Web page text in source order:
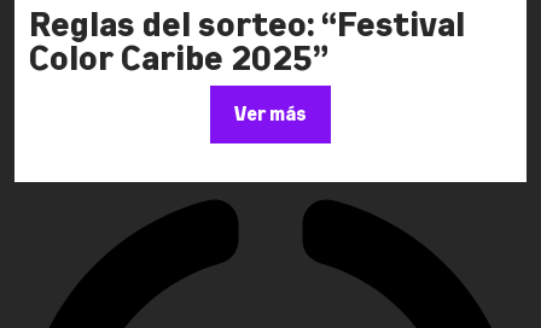
Reglas del sorteo: “Festival
Color Caribe 2025”
Ver más